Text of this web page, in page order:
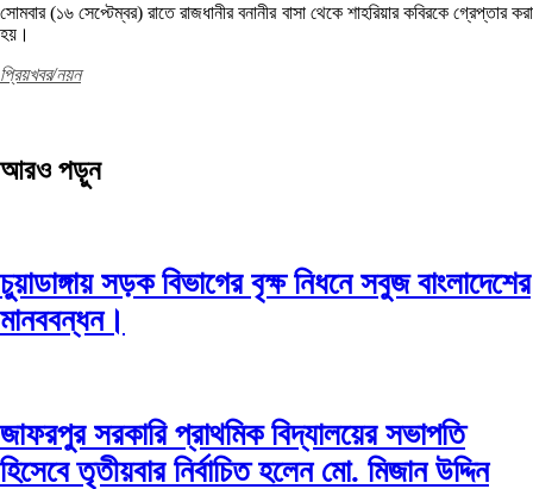
সোমবার (১৬ সেপ্টেম্বর) রাতে রাজধানীর বনানীর বাসা থেকে শাহরিয়ার কবিরকে গ্রেপ্তার করা
হয়।
প্রিয়খবর/নয়ন
আরও পড়ুন
চুয়াডাঙ্গায় সড়ক বিভাগের বৃক্ষ নিধনে সবুজ বাংলাদেশের
মানববন্ধন।
জাফরপুর সরকারি প্রাথমিক বিদ্যালয়ের সভাপতি
হিসেবে তৃতীয়বার নির্বাচিত হলেন মো. মিজান উদ্দিন